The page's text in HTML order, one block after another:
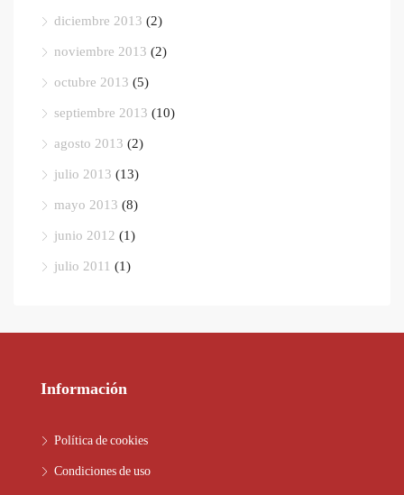
diciembre 2013 (2)
noviembre 2013 (2)
octubre 2013 (5)
septiembre 2013 (10)
agosto 2013 (2)
julio 2013 (13)
mayo 2013 (8)
junio 2012 (1)
julio 2011 (1)
Información
Política de cookies
Condiciones de uso